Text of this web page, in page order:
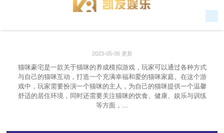
2023-05-06 更新
猫咪豪宅是一款关于猫咪的养成模拟游戏，玩家可以通过各种方式
与自己的猫咪互动，打造一个充满幸福和爱的猫咪家庭。在这个游
戏中，玩家需要扮演一个猫咪的主人，为自己的猫咪提供一个温馨
舒适的居住环境，同时还需要关注猫咪的饮食、健康、娱乐与训练
等方面，...